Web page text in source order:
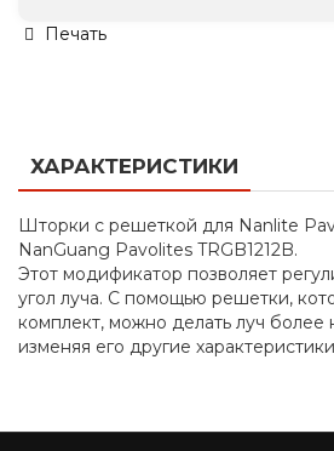
Печать
ХАРАКТЕРИСТИКИ
Шторки с решеткой для Nanlite
NanGuang Pavolites TRGB1212B.
Этот модификатор позволяет
угол луча. С помощью решетки,
комплект, можно делать луч более
изменяя его другие